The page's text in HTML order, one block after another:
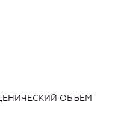
ОБЪЕМ